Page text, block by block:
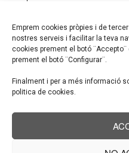
Emprem cookies pròpies i de
nostres serveis i facilitar la teva
cookies prement el botó
prement el botó ¨Configurar¨.
Finalment i per a més informació
politica de cookies.
BON NADAL!
2022 , any nou ,